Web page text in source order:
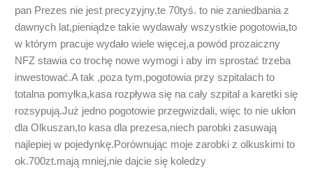
pan Prezes nie jest precyzyjny,te 70tyś. to nie zaniedbania z
dawnych lat,pieniądze takie wydawały wszystkie pogotowia,to
w którym pracuje wydało wiele więcej,a powód prozaiczny
NFZ stawia co trochę nowe wymogi i aby im sprostać trzeba
inwestować.A tak ,poza tym,pogotowia przy szpitalach to
totalna pomyłka,kasa rozpływa się na cały szpital a karetki się
rozsypują.Już jedno pogotowie przegwizdali, więc to nie ukłon
dla Olkuszan,to kasa dla prezesa,niech parobki zasuwają
najlepiej w pojedynkę.Porównując moje zarobki z olkuskimi to
ok.700zt.mają mniej,nie dajcie się koledzy